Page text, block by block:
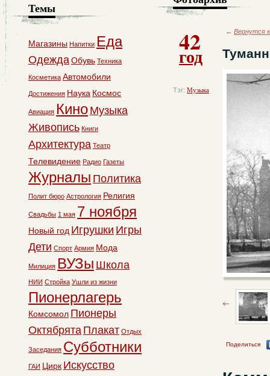
42
год
Тэг: Музыка
← Вернутся
Поделиться
Темы
Магазины Напитки Еда
ОдеждаОбувь Техника
Косметика Автомобили
Достижения Наука Космос
Авиация Кино Музыка
Живопись Книги
Архитектура Театр
Телевидение Радио Газеты
Журналы Политика
Полит бюро Астрология Религия
Свадьбы 1 мая 7 ноября
Новый год Игрушки Игры
Дети Спорт Армия Мода
Милиция ВУЗы Школа
НИИ Стройка Ушли из жизни
Пионерлагерь
Комсомол Пионеры
Октябрята Плакат Отдых
Заседания Субботники
ГАИ Цирк Искусство